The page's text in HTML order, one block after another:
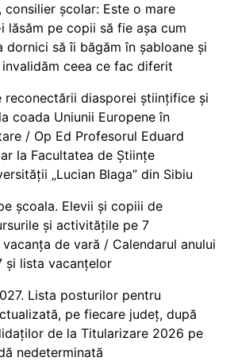
consilier școlar: Este o mare
lăsăm pe copii să fie așa cum
dornici să îi băgăm în șabloane și
ceea ce fac diferit
reconectării diasporei științifice și
coada Uniunii Europene în
/ Op Ed Profesorul Eduard
la Facultatea de Științe
„Lucian Blaga” din Sibiu
școala. Elevii și copiii de
și activitățile pe 7
de vară / Calendarul anului
și lista vacanțelor
Lista posturilor pentru
pe fiecare județ, după
de la Titularizare 2026 pe
nedeterminată